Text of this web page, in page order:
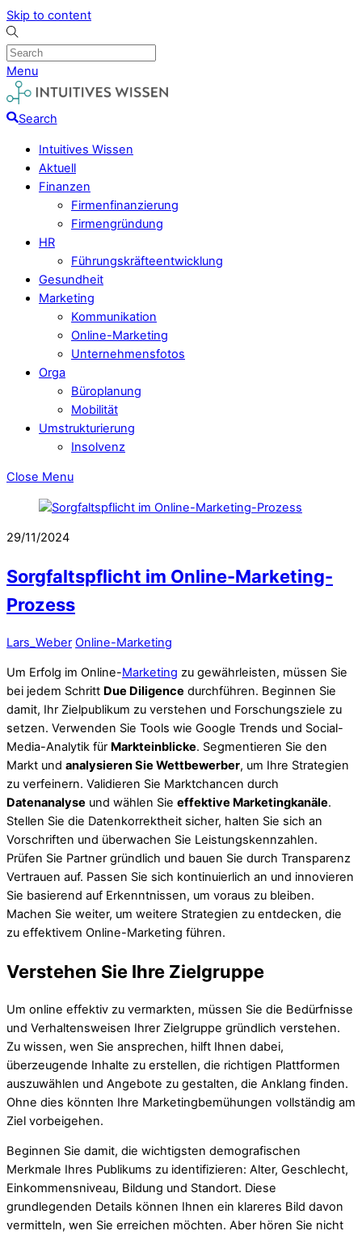
Skip to content
Menu
Search
Intuitives Wissen
Aktuell
Finanzen
Firmenfinanzierung
Firmengründung
HR
Führungskräfteentwicklung
Gesundheit
Marketing
Kommunikation
Online-Marketing
Unternehmensfotos
Orga
Büroplanung
Mobilität
Umstrukturierung
Insolvenz
Close Menu
29/11/2024
Sorgfaltspflicht im Online-Marketing-
Prozess
Lars_Weber Online-Marketing
Um Erfolg im Online-Marketing zu gewährleisten, müssen Sie
bei jedem Schritt Due Diligence durchführen. Beginnen Sie
damit, Ihr Zielpublikum zu verstehen und Forschungsziele zu
setzen. Verwenden Sie Tools wie Google Trends und Social-
Media-Analytik für Markteinblicke. Segmentieren Sie den
Markt und analysieren Sie Wettbewerber, um Ihre Strategien
zu verfeinern. Validieren Sie Marktchancen durch
Datenanalyse und wählen Sie effektive Marketingkanäle.
Stellen Sie die Datenkorrektheit sicher, halten Sie sich an
Vorschriften und überwachen Sie Leistungskennzahlen.
Prüfen Sie Partner gründlich und bauen Sie durch Transparenz
Vertrauen auf. Passen Sie sich kontinuierlich an und innovieren
Sie basierend auf Erkenntnissen, um voraus zu bleiben.
Machen Sie weiter, um weitere Strategien zu entdecken, die
zu effektivem Online-Marketing führen.
Verstehen Sie Ihre Zielgruppe
Um online effektiv zu vermarkten, müssen Sie die Bedürfnisse
und Verhaltensweisen Ihrer Zielgruppe gründlich verstehen.
Zu wissen, wen Sie ansprechen, hilft Ihnen dabei,
überzeugende Inhalte zu erstellen, die richtigen Plattformen
auszuwählen und Angebote zu gestalten, die Anklang finden.
Ohne dies könnten Ihre Marketingbemühungen vollständig am
Ziel vorbeigehen.
Beginnen Sie damit, die wichtigsten demografischen
Merkmale Ihres Publikums zu identifizieren: Alter, Geschlecht,
Einkommensniveau, Bildung und Standort. Diese
grundlegenden Details können Ihnen ein klareres Bild davon
vermitteln, wen Sie erreichen möchten. Aber hören Sie nicht